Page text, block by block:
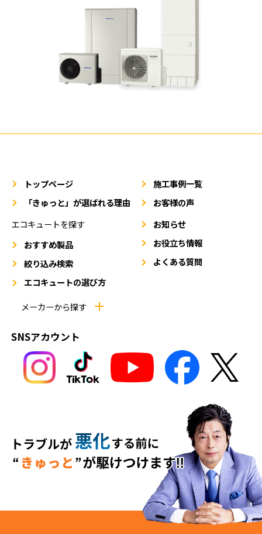
トップページ
「きゅっと」が選ばれる理由
エコキュートを探す
おすすめ製品
絞り込み検索
エコキュートの選び方
メーカーから探す
施工事例一覧
お客様の声
お知らせ
お役立ち情報
よくある質問
SNSアカウント